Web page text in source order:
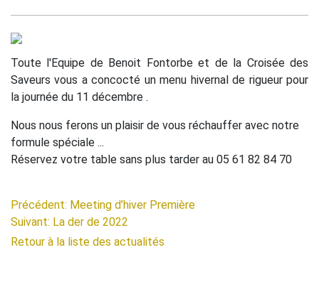
Toute l'Equipe de Benoit Fontorbe et de la Croisée des
Saveurs vous a concocté un menu hivernal de rigueur pour
la journée du 11 décembre .
Nous nous ferons un plaisir de vous réchauffer avec notre
formule spéciale ...
Réservez votre table sans plus tarder au 05 61 82 84 70
Précédent: Meeting d’hiver Première
Suivant: La der de 2022
Retour à la liste des actualités